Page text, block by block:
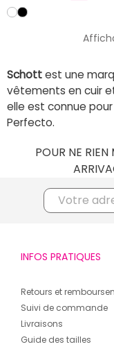
Schottest une
vêtements en cuir et
elle est connue
Perfecto.
POUR NE
INFOS PRATIQUES
Retours et
Suivi de commande
Livraisons
Guide des tailles